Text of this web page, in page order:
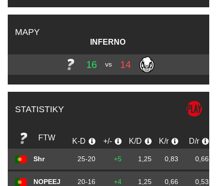
MAPY
INFERNO
16 vs 14
STATISTIKY
FTW K-D +/- K/D K/r D/r
Shr 25-20 +5 1,25 0,83 0,66
NOPEEJ 20-16 +4 1,25 0,66 0,53